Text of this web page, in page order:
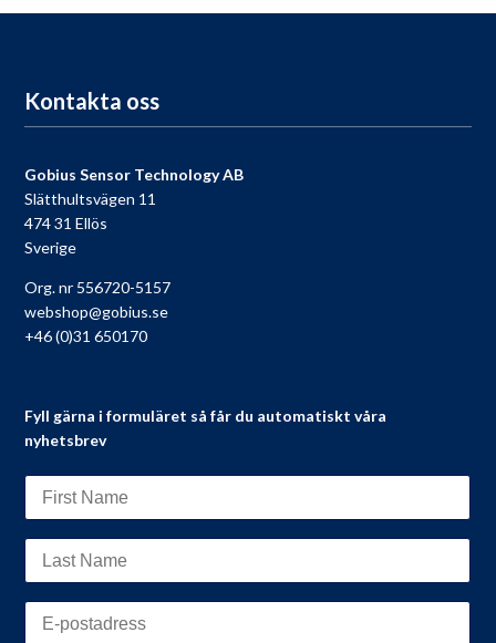
Kontakta oss
Gobius Sensor Technology AB
Slätthultsvägen 11
474 31 Ellös
Sverige
Org. nr 556720-5157
webshop@gobius.se
+46 (0)31 650170
Fyll gärna i formuläret så får du automatiskt våra
nyhetsbrev